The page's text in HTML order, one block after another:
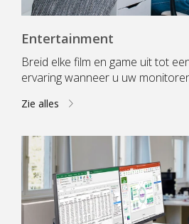
Entertainment
Breid elke film en game uit tot
ervaring wanneer u uw
Zie alles